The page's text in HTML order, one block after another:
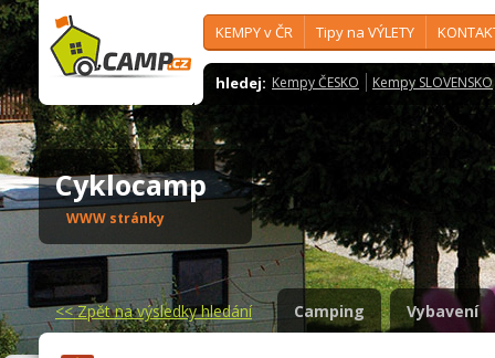
KEMPY v ČR Tipy na VÝLETY
hledej: Kempy ČESKO Kempy SLOVENSKO
Cyklocamp
WWW stránky
<<Zpět na výsledky hledání Camping Vybavení